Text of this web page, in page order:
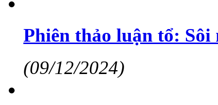
Phiên thảo luận tổ:
(09/12/2024)